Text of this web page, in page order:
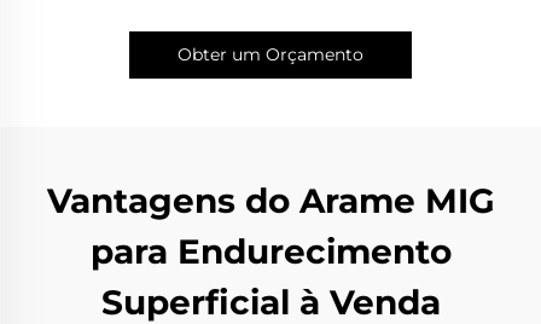
Obter um Orçamento
Vantagens do Arame MIG
para Endurecimento
Superficial à Venda